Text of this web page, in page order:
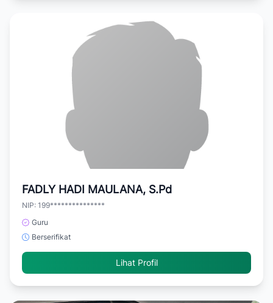
FADLY HADI MAULANA, S.Pd
NIP: 199***************
Guru
Berserifikat
Lihat Profil